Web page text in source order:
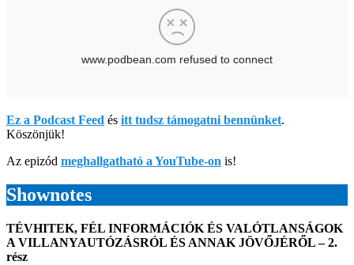
Ez a Podcast Feed és itt tudsz támogatni bennünket.
Köszönjük!
Az epizód meghallgatható a YouTube-on is!
Shownotes
TÉVHITEK, FÉL INFORMÁCIÓK ÉS VALÓTLANSÁGOK
A VILLANYAUTÓZÁSRÓL ÉS ANNAK JÖVŐJÉRŐL – 2.
rész